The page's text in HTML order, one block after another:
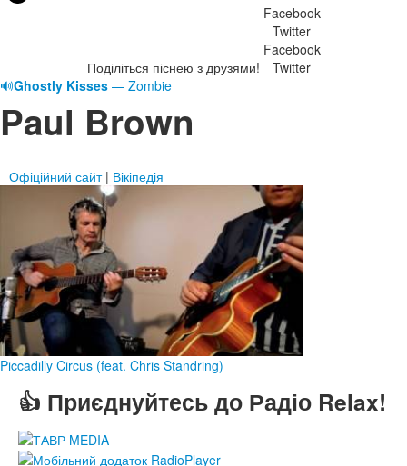
Поділіться піснею з друзями!
Facebook
Twitter
Facebook
Twitter
🔊Ghostly Kisses — Zombie
Paul Brown
Офіційний сайт| Вікіпедія
Piccadilly Circus (feat. Chris Standring)
👍 Приєднуйтесь до Радіо Relax!